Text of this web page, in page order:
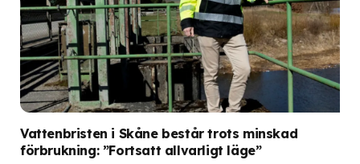
Vattenbristen i Skåne består trots minskad
förbrukning: ”Fortsatt allvarligt läge”